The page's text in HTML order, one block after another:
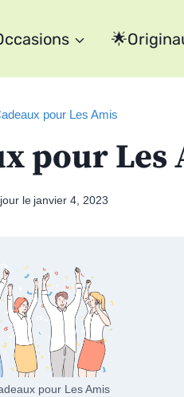
pour Les Amis
pour Les
le janvier 4, 2023
pour Les Amis